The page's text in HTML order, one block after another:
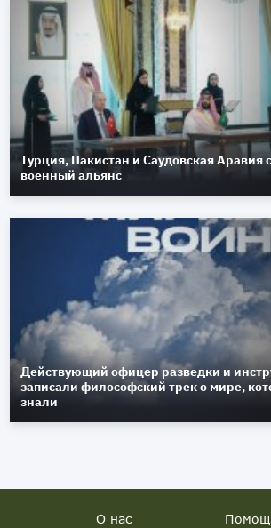
Турция, Пакистан и Саудовская Аравия
военный альянс
Действующий офицер разведки и
записали философский трек о мире,
знали
О нас